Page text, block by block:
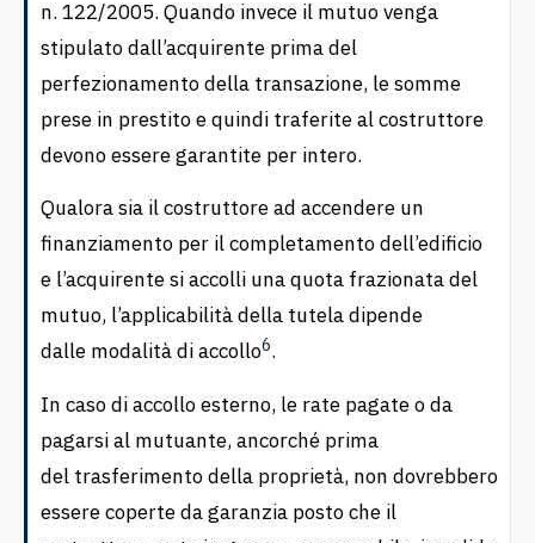
n. 122/2005. Quando invece il mutuo venga
stipulato dall’acquirente prima del
perfezionamento della transazione, le somme
prese in prestito e quindi traferite al costruttore
devono essere garantite per intero.
Qualora sia il costruttore ad accendere un
finanziamento per il completamento dell’edificio
e l’acquirente si accolli una quota frazionata del
mutuo, l’applicabilità della tutela dipende
dalle modalità di accollo6.
In caso di accollo esterno, le rate pagate o da
pagarsi al mutuante, ancorché prima
del trasferimento della proprietà, non dovrebbero
essere coperte da garanzia posto che il